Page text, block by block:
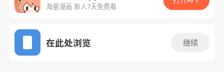
App免费看
海量漫画 新人7天免费看
在此处浏览 继续